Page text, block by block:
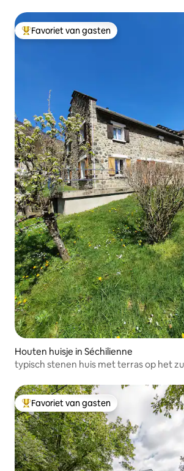
Topfavoriet van gasten
Favoriet van gasten
Houten huisje in Séchilienne
typisch stenen huis met terras op het
Topfavoriet van gasten
Favoriet van gasten